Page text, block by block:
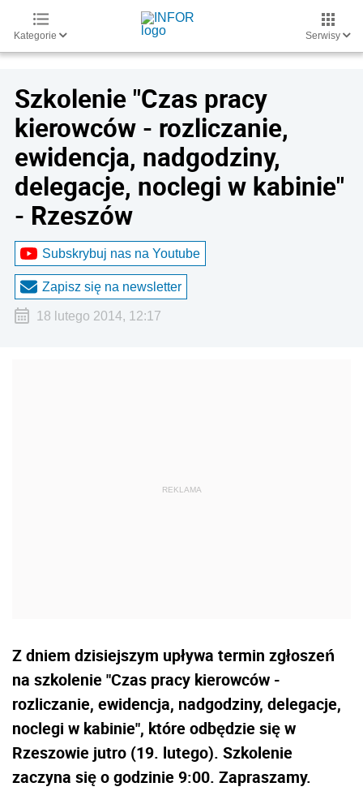
Kategorie Serwisy
Szkolenie "Czas pracy
kierowców - rozliczanie,
ewidencja, nadgodziny,
delegacje, noclegi w kabinie"
- Rzeszów
Subskrybuj nas na Youtube
Zapisz się na newsletter
18 lutego 2014, 12:17
Z dniem dzisiejszym upływa termin zgłoszeń
na szkolenie "Czas pracy kierowców -
rozliczanie, ewidencja, nadgodziny, delegacje,
noclegi w kabinie", które odbędzie się w
Rzeszowie jutro (19. lutego). Szkolenie
zaczyna się o godzinie 9:00. Zapraszamy.